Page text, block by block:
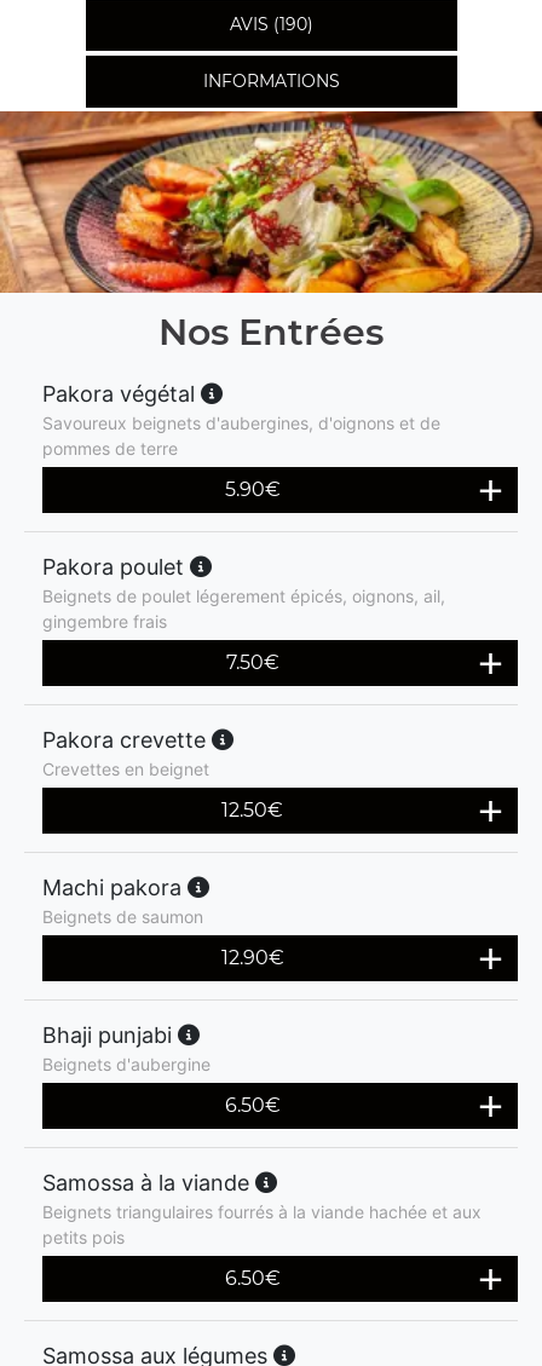
AVIS (190)
INFORMATIONS
Nos Entrées
Pakora végétal
Savoureux beignets d'aubergines, d'oignons et de
pommes de terre
5.90€
Pakora poulet
Beignets de poulet légerement épicés, oignons, ail,
gingembre frais
7.50€
Pakora crevette
Crevettes en beignet
12.50€
Machi pakora
Beignets de saumon
12.90€
Bhaji punjabi
Beignets d'aubergine
6.50€
Samossa à la viande
Beignets triangulaires fourrés à la viande hachée et aux
petits pois
6.50€
Samossa aux légumes